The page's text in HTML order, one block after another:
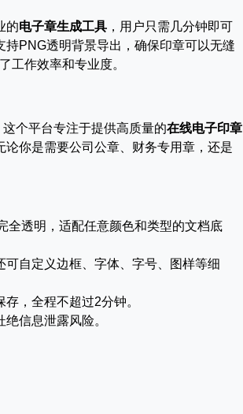
的电子章生成工具 ，用户只需几分钟即可
PNG透明背景导出，确保印章可以无缝
工作效率和专业度。
个平台专注于提供高质量的在线电子印章
你是需要公司公章、财务专用章，还是
全透明，适配任意颜色和类型的文档底
自定义边框、字体、字号、图样等细
，全程不超过2分钟。
信息泄露风险。